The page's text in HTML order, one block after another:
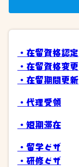
・在留資格認定
・在留資格変更
・在留期間更新
・代理受領
・短期滞在
・留学ビザ
・研修ビザ